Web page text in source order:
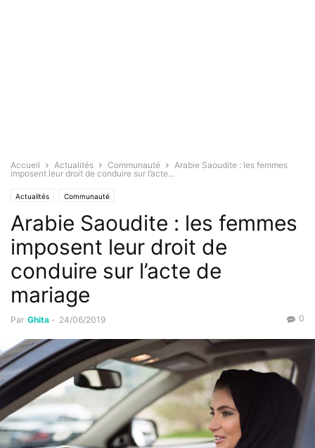
Accueil Actualités Communauté
Arabie Saoudite : les femmes
imposent leur droit de conduire sur l’acte...
Actualités Communauté
Arabie Saoudite : les femmes
imposent leur droit de
conduire sur l’acte de
mariage
Par Ghita - 24/06/2019 0